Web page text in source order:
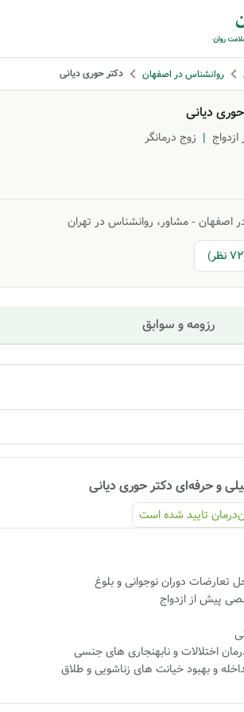
روانشناس در اصفهان دکتر حوری دیانی
دیانی
| زوج درمانگر
اصفهان -مشاور، روانشناس در تهران
رزومه و سوابق
و حرفه‌ایدکتر حوری دیانی
تایید شده ‌است
دوران نوجوانی و بلوغ
پیش از ازدواج
اختلالات و نابهنجاری های جنسی
و بهبود خیانت های زناشویی و طلاق